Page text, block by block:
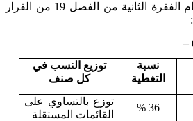
تلغى أحكام الفقرة الثانية من الفصل 19 من القرار
نسبة
التغطية
توزيع النسب في
كل صنف
36 %
توزع بالتساوي على
القائمات المستقلة